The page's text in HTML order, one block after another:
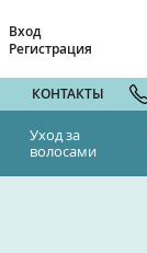
Вход
Регистрация
КОНТАКТЫ
Уход за
волосами